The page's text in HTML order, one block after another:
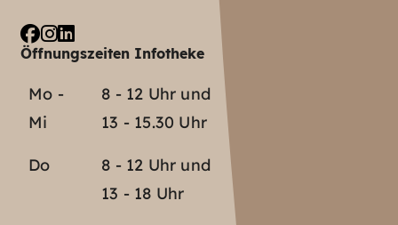
Öffnungszeiten Infotheke
Mo -
Mi
8 - 12 Uhr und
13 - 15.30 Uhr
Do
8 - 12 Uhr und
13 - 18 Uhr